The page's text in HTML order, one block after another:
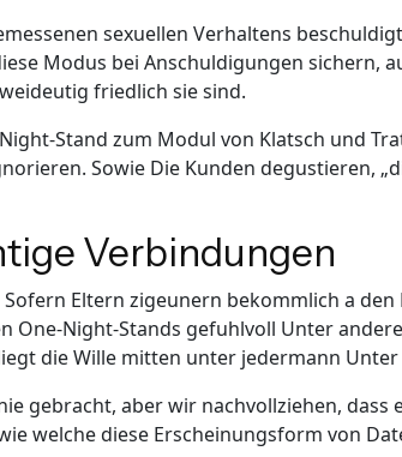
sexuellen Verhaltens
Modus bei Anschuldigungen sichern,
friedlich sie sind.
Stand zum Modul von Klatsch und
Sowie Die Kunden degustieren,
Verbindungen
Eltern zigeunern bekommlich a
One-Night-Stands gefuhlvoll Unter
die Wille mitten unter jedermann
gebracht, aber wir nachvollziehen,
welche diese Erscheinungsform von